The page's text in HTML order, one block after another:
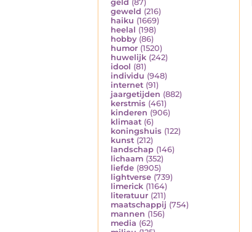
geld (87)
geweld (216)
haiku (1669)
heelal (198)
hobby (86)
humor (1520)
huwelijk (242)
idool (81)
individu (948)
internet (91)
jaargetijden (882)
kerstmis (461)
kinderen (906)
klimaat (6)
koningshuis (122)
kunst (212)
landschap (146)
lichaam (352)
liefde (8905)
lightverse (739)
limerick (1164)
literatuur (211)
maatschappij (754)
mannen (156)
media (62)